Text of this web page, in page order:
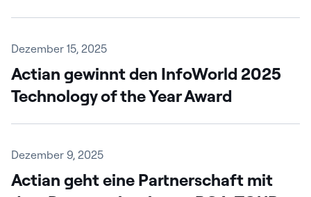
Dezember 15, 2025
Actian gewinnt den InfoWorld 2025
Technology of the Year Award
Dezember 9, 2025
Actian geht eine Partnerschaft mit